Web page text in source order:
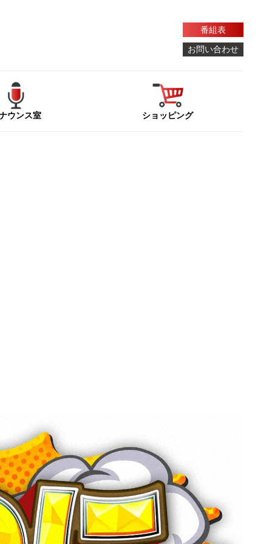
番組表
お問い合わせ
ウンス室 ショッピング